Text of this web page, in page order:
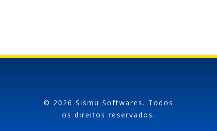
© 2026 Sismu Softwares. Todos
os direitos reservados.